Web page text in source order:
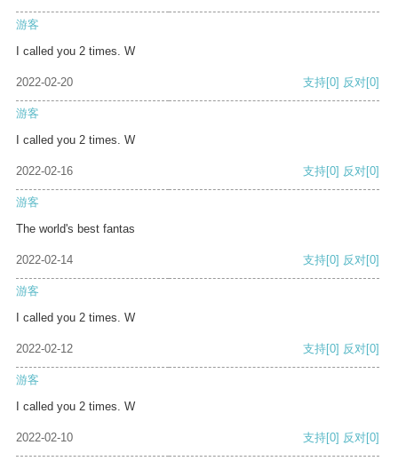
游客
I called you 2 times. W
2022-02-20 支持[0] 反对[0]
游客
I called you 2 times. W
2022-02-16 支持[0] 反对[0]
游客
The world's best fantas
2022-02-14 支持[0] 反对[0]
游客
I called you 2 times. W
2022-02-12 支持[0] 反对[0]
游客
I called you 2 times. W
2022-02-10 支持[0] 反对[0]